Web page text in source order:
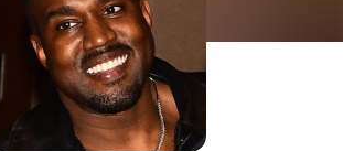
Lifestyle
Familie & Liebe
Promiflash Exklusiv